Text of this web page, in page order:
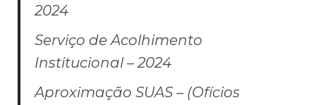
2024
Serviço de Acolhimento
Institucional – 2024
Aproximação SUAS – (Ofícios